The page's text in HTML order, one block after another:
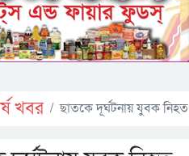
খবর ছাতকে দূর্ঘটনায় যুবক নিহত